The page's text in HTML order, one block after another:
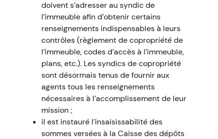
doivent s’adresser au syndic de
l’immeuble afin d’obtenir certains
renseignements indispensables à leurs
contrôles (règlement de copropriété de
l’immeuble, codes d’accès à l’immeuble,
plans, etc.). Les syndics de copropriété
sont désormais tenus de fournir aux
agents tous les renseignements
nécessaires à l’accomplissement de leur
mission ;
il est instauré l’insaisissabilité des
sommes versées à la Caisse des dépôts